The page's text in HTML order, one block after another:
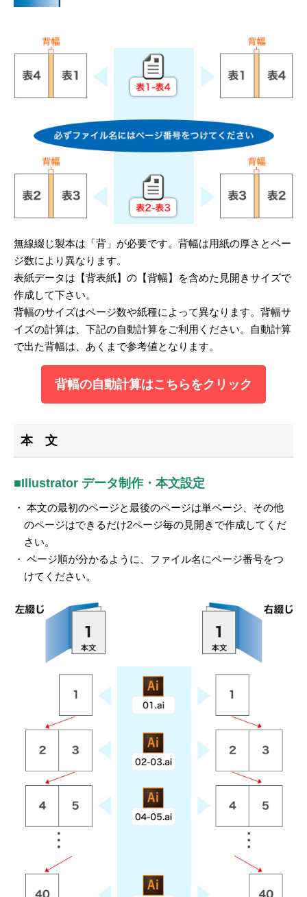
無線綴じ製本は「背」が必要です。背幅は用紙の厚さとペー
ジ数により異なります。
表紙データは【背表紙】の【背幅】を含めた見開きサイズで
作成して下さい。
背幅のサイズはページ数や紙種によって異なります。背幅サ
イズの計算は、下記の自動計算をご利用ください。自動計算
で出た背幅は、あくまで参考値となります。
背幅の自動計算はこちらをクリック
本 文
■Illustrator データ制作・本文設定
・ 本文の最初のページと最後のページは単ページ、その他
のページはできるだけ2ページ毎の見開きで作成してくだ
さい。
・ ページ順が分かるように、ファイル名にページ番号をつ
けてください。